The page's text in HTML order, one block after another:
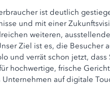
ist deutlich
und mit einer
weiteren,
Ziel ist es, die Besucher
und verrät schon jetzt, dass
hochwertige, frische
auf digitale